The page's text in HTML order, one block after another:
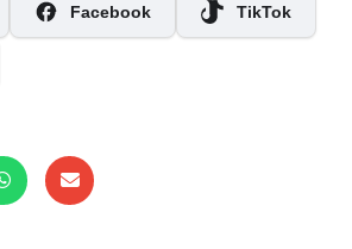
Facebook TikTok